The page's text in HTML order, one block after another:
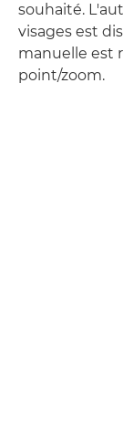
souhaité.
visages est
manuelle est
point/zoom.